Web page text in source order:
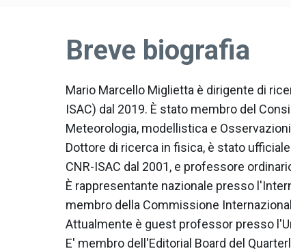
Breve biografia
Mario Marcello Miglietta è dirigente di
ISAC) dal 2019. È stato membro del
Meteorologia, modellistica e Osservazioni
Dottore di ricerca in fisica, è stato
CNR-ISAC dal 2001, e professore
È rappresentante nazionale presso
membro della Commissione
Attualmente è guest professor presso
E' membro dell'Editorial Board del